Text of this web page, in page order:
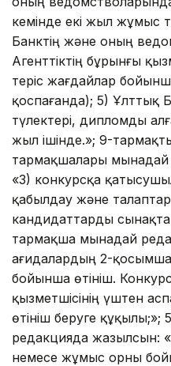
кемінде екі жыл жұмыс
Банктің және оның
Агенттіктің бұрынғы
теріс жағдайлар
қоспағанда); 5) Ұлттық
түлектері, дипломды
жыл ішінде.»; 9-
тармақшалары
«3) конкурсқа
қабылдау және
кандидаттарды
тармақша мынадай
Қағидалардың 2-
бойынша өтініш.
қызметшісінің үштен
өтініш беруге
редакцияда жазылсын:
немесе жұмыс орны